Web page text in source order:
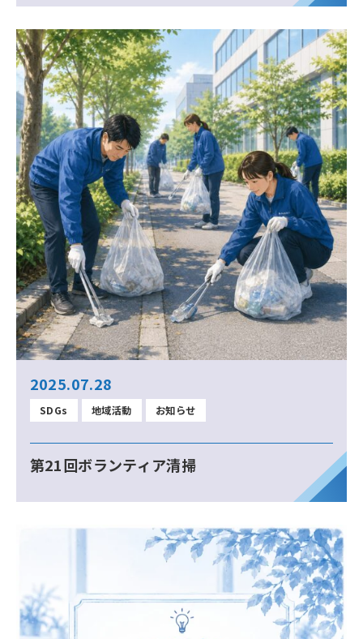
2025.07.28
SDGs 地域活動 お知らせ
第21回ボランティア清掃